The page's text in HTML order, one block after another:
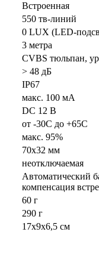
Встроенная
550 тв-линий
0 LUX (LED-
3 метра
CVBS тюльпан,
> 48 дБ
IP67
макс. 100 мА
DC 12 В
от -30C до +65C
макс. 95%
70х32 мм
неотключаемая
Автоматический
компенсация
60 г
290 г
17х9х6,5 см